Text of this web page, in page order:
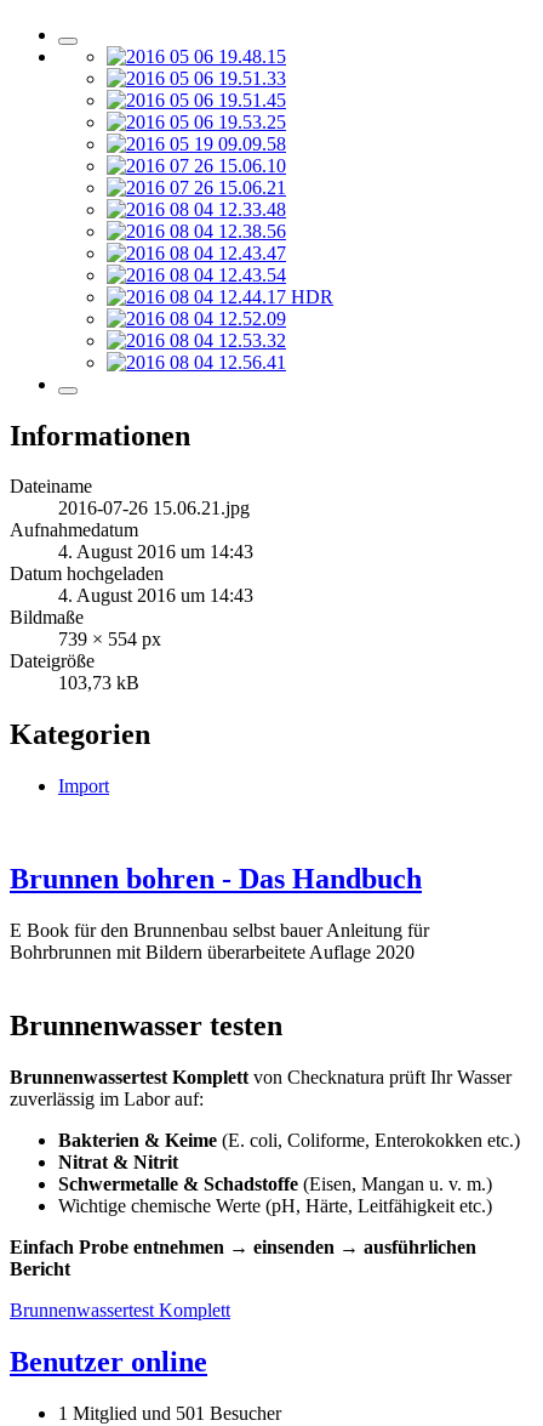
Informationen
Dateiname
2016-07-26 15.06.21.jpg
Aufnahmedatum
4. August 2016 um 14:43
Datum hochgeladen
4. August 2016 um 14:43
Bildmaße
739 × 554 px
Dateigröße
103,73 kB
Kategorien
Import
Brunnen bohren - Das Handbuch
E Book für den Brunnenbau selbst bauer Anleitung für
Bohrbrunnen mit Bildern überarbeitete Auflage 2020
Brunnenwasser testen
Brunnenwassertest Komplett von Checknatura prüft Ihr Wasser
zuverlässig im Labor auf:
Bakterien & Keime (E. coli, Coliforme, Enterokokken etc.)
Nitrat & Nitrit
Schwermetalle & Schadstoffe (Eisen, Mangan u. v. m.)
Wichtige chemische Werte (pH, Härte, Leitfähigkeit etc.)
Einfach Probe entnehmen → einsenden → ausführlichen
Bericht
Brunnenwassertest Komplett
Benutzer online
1 Mitglied und 501 Besucher